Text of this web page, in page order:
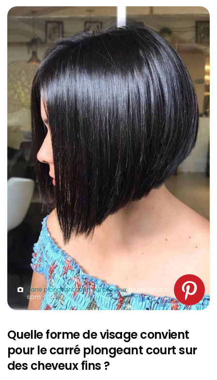
Carré plongeant court sur cheveux bruns. Source :
spm
Quelle forme de visage convient
pour le carré plongeant court sur
des cheveux fins ?